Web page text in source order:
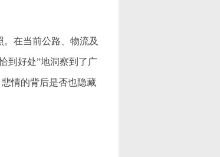
在当前公路、物流及
到好处”地洞察到了广
情的背后是否也隐藏